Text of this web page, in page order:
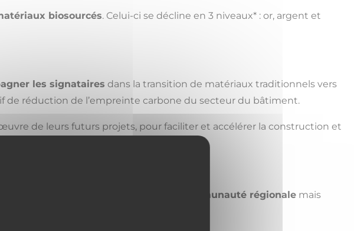
biosourcés. Celui-ci se décline en 3 niveaux* : or, argent et
les signataires dans la transition de matériaux traditionnels vers
de réduction de l’empreinte carbone du secteur du bâtiment.
de leurs futurs projets, pour faciliter et accélérer la construction et
du Pacte s’inscrivent dans une communauté régionale mais